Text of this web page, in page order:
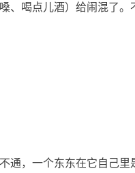
、喝点儿酒）给闹混了。
通，一个东东在它自己